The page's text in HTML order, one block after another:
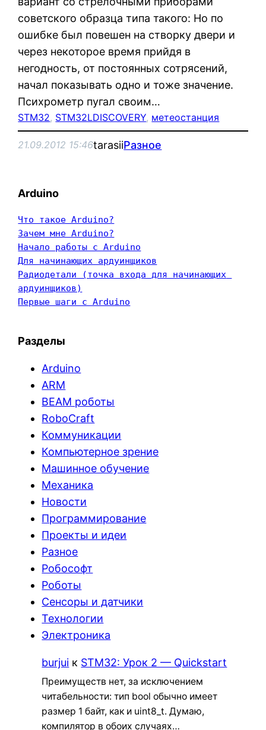
советского образца типа такого: Но по
ошибке был повешен на створку двери и
через некоторое время прийдя в
негодность, от постоянных сотрясений,
начал показывать одно и тоже значение.
Психрометр пугал своим…
STM32, STM32LDISCOVERY, метеостанция
21.09.2012 15:46tarasiiРазное
Arduino
Что такое Arduino?
Зачем мне Arduino?
Начало работы с Arduino
Для начинающих ардуинщиков
Радиодетали (точка входа для начинающих
ардуинщиков)
Первые шаги с Arduino
Разделы
Arduino
ARM
BEAM роботы
RoboCraft
Коммуникации
Компьютерное зрение
Машинное обучение
Механика
Новости
Программирование
Проекты и идеи
Разное
Робософт
Роботы
Сенсоры и датчики
Технологии
Электроника
burjui к STM32: Урок 2 — Quickstart
Преимуществ нет, за исключением
читабельности: тип bool обычно имеет
размер 1 байт, как и uint8_t. Думаю,
компилятор в обоих случаях…